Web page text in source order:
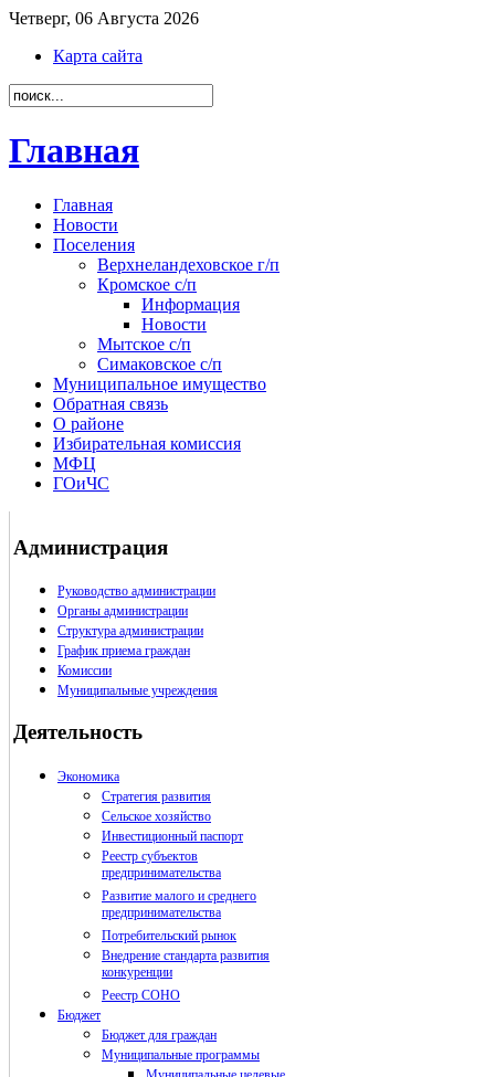
Четверг, 06 Августа 2026
Карта сайта
Главная
Главная
Новости
Поселения
Верхнеландеховское г/п
Кромское с/п
Информация
Новости
Мытское с/п
Симаковское с/п
Муниципальное имущество
Обратная связь
О районе
Избирательная комиссия
МФЦ
ГОиЧС
Администрация
Руководство администрации
Органы администрации
Структура администрации
График приема граждан
Комиссии
Муниципальные учреждения
Деятельность
Экономика
Стратегия развития
Сельское хозяйство
Инвестиционный паспорт
Реестр субъектов
предпринимательства
Развитие малого и среднего
предпринимательства
Потребительский рынок
Внедрение стандарта развития
конкуренции
Реестр СОНО
Бюджет
Бюджет для граждан
Муниципальные программы